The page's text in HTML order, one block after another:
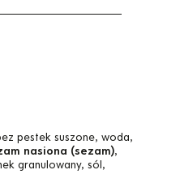
pestek suszone, woda,
nasiona (sezam),
granulowany, sól,